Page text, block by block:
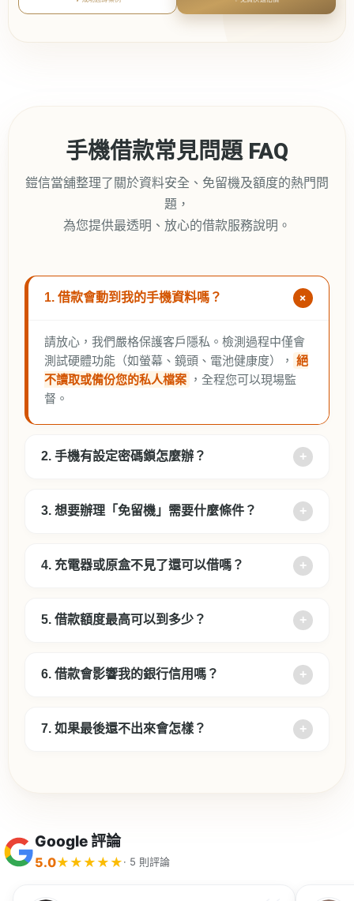
手機借款常見問題 FAQ
鎧信當舖整理了關於資料安全、免留機及額度的熱門問
題，
為您提供最透明、放心的借款服務說明。
1. 借款會動到我的手機資料嗎？
請放心，我們嚴格保護客戶隱私。檢測過程中僅會
測試硬體功能（如螢幕、鏡頭、電池健康度）， 絕
不讀取或備份您的私人檔案 ，全程您可以現場監
督。
2. 手機有設定密碼鎖怎麼辦？
3. 想要辦理「免留機」需要什麼條件？
4. 充電器或原盒不見了還可以借嗎？
5. 借款額度最高可以到多少？
6. 借款會影響我的銀行信用嗎？
7. 如果最後還不出來會怎樣？
Google 評論
5.0★ ★ ★ ★ ★· 5 則評論